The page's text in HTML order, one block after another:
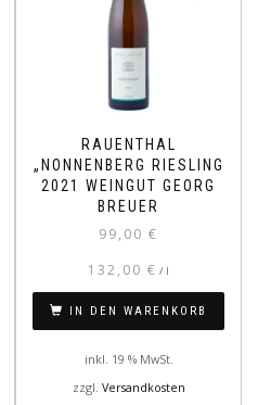
RAUENTHAL
„NONNENBERG RIESLING
2021 WEINGUT GEORG
BREUER
99,00 €
132,00 € / l
IN DEN WARENKORB
inkl. 19 % MwSt.
zzgl. Versandkosten